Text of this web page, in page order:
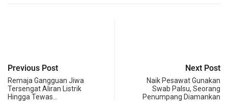
Previous Post
Remaja Gangguan Jiwa
Tersengat Aliran Listrik
Hingga Tewas…
Next Post
Naik Pesawat Gunakan
Swab Palsu, Seorang
Penumpang Diamankan